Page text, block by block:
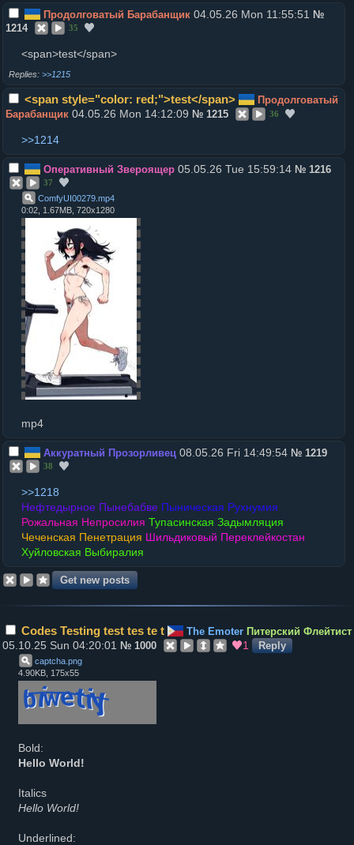
Продолговатый Барабанщик 04.05.26 Mon 11:55:51 №
1214
35
<span>test</span>
>>1215
<span style="color: red;">test</span>
Продолговатый
Барабанщик 04.05.26 Mon 14:12:09 № 1215 36
>>1214
Оперативный Звероящер 05.05.26 Tue 15:59:14 № 1216
37
ComfyUI00279 mp4
0:02, 1.67MB, 720x1280
mp4
Аккуратный Прозорливец 08.05.26 Fri 14:49:54 № 1219
38
>>1218
Нефтедырное Пынебабве Пыническая Рухнумия
Рожальная Непросилия Тупасинская Задымляция
Чеченская Пенетрация Шильдиковый Переклейкостан
Хуйловская Выбиралия
Codes Testing test tes te t The Emoter Питерский Флейтист
05.10.25 Sun 04:20:01 № 1000 1 Reply
captcha png
4.90KB, 175x55
Bold:
Hello World!
Italics
Hello World!
Underlined: